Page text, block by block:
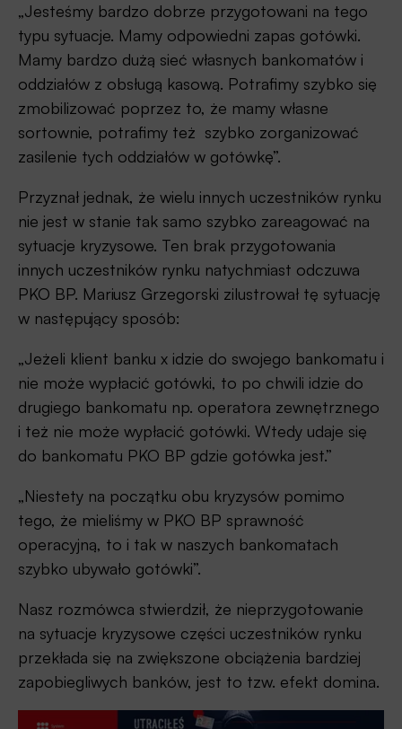
„Jesteśmy bardzo dobrze przygotowani na tego
typu sytuacje. Mamy odpowiedni zapas gotówki.
Mamy bardzo dużą sieć własnych bankomatów i
oddziałów z obsługą kasową. Potrafimy szybko się
zmobilizować poprzez to, że mamy własne
sortownie, potrafimy też szybko zorganizować
zasilenie tych oddziałów w gotówkę”.
Przyznał jednak, że wielu innych uczestników rynku
nie jest w stanie tak samo szybko zareagować na
sytuacje kryzysowe. Ten brak przygotowania
innych uczestników rynku natychmiast odczuwa
PKO BP. Mariusz Grzegorski zilustrował tę sytuację
w następujący sposób:
„Jeżeli klient banku x idzie do swojego bankomatu i
nie może wypłacić gotówki, to po chwili idzie do
drugiego bankomatu np. operatora zewnętrznego
i też nie może wypłacić gotówki. Wtedy udaje się
do bankomatu PKO BP gdzie gotówka jest.”
„Niestety na początku obu kryzysów pomimo
tego, że mieliśmy w PKO BP sprawność
operacyjną, to i tak w naszych bankomatach
szybko ubywało gotówki”.
Nasz rozmówca stwierdził, że nieprzygotowanie
na sytuacje kryzysowe części uczestników rynku
przekłada się na zwiększone obciążenia bardziej
zapobiegliwych banków, jest to tzw. efekt domina.